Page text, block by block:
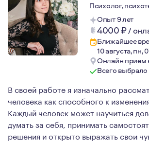
Психолог,
Опыт 9 лет
4000₽/
Ближайшее
10 августа, пн,
Онлайн прием
Всего
В своей работе я изначально
человека как способного к
Каждый человек может научиться
думать за себя, принимать
решения и открыто выражать свои